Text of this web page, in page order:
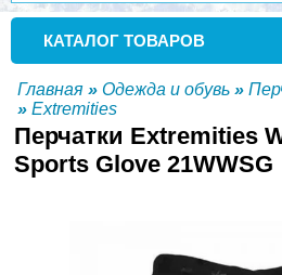
КАТАЛОГ ТОВАРОВ
Главная » Одежда и обувь »
» Extremities
Перчатки Extremities
Sports Glove 21WWSG